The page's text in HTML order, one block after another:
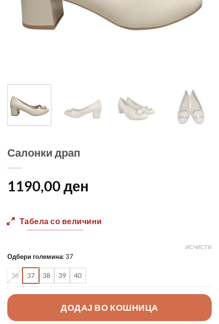
Салонки драп
1190,00 ден
Табела со величини
Одбери големина:37
36 37 38 39 40
ИСЧИСТИ
ДОДАЈ ВО КОШНИЦА